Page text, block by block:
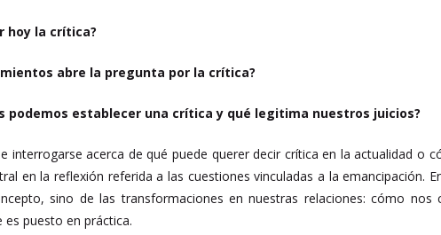
hoy la crítica?
abre la pregunta por la crítica?
podemos establecer una crítica y qué legitima nuestros juicios?
interrogarse acerca de qué puede querer decir crítica en la actualidad o
en la reflexión referida a las cuestiones vinculadas a la emancipación.
sino de las transformaciones en nuestras relaciones: cómo
puesto en práctica.